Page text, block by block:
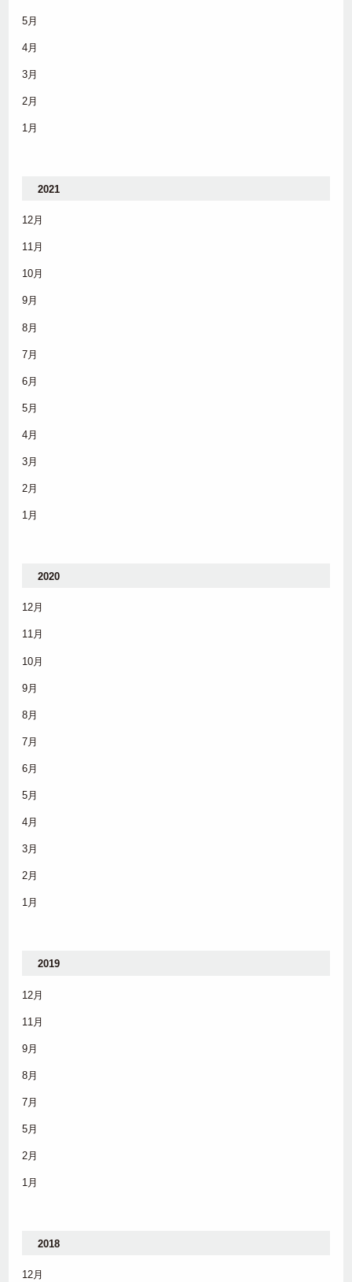
5月
4月
3月
2月
1月
2021
12月
11月
10月
9月
8月
7月
6月
5月
4月
3月
2月
1月
2020
12月
11月
10月
9月
8月
7月
6月
5月
4月
3月
2月
1月
2019
12月
11月
9月
8月
7月
5月
2月
1月
2018
12月